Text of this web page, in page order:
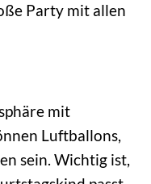
Party mit allen
mit
Luftballons,
sein. Wichtig ist,